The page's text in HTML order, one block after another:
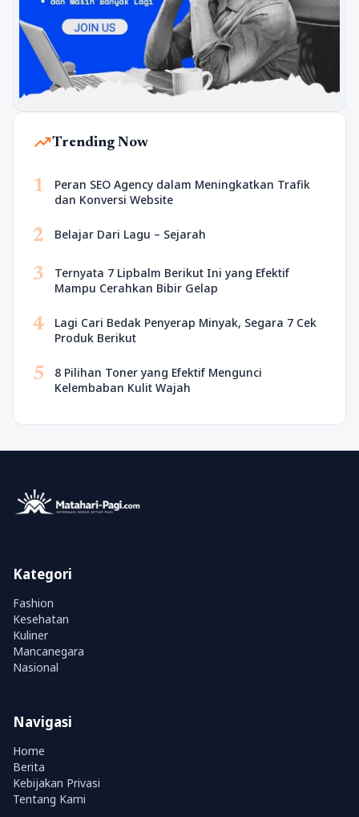
trending_upTrending Now
1
Peran SEO Agency dalam Meningkatkan Trafik
dan Konversi Website
2 Belajar Dari Lagu – Sejarah
3
Ternyata 7 Lipbalm Berikut Ini yang Efektif
Mampu Cerahkan Bibir Gelap
4
Lagi Cari Bedak Penyerap Minyak, Segara 7 Cek
Produk Berikut
5
8 Pilihan Toner yang Efektif Mengunci
Kelembaban Kulit Wajah
Kategori
Fashion
Kesehatan
Kuliner
Mancanegara
Nasional
Navigasi
Home
Berita
Kebijakan Privasi
Tentang Kami